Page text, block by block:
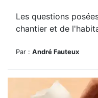
Les questions
chantier et de
Par : André Fauteux